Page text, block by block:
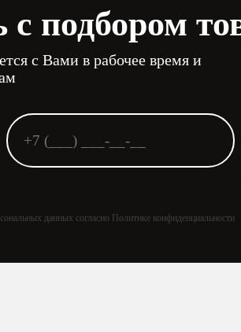
подбором
с Вами в рабочее время и
данных согласно Политике конфиденциальности